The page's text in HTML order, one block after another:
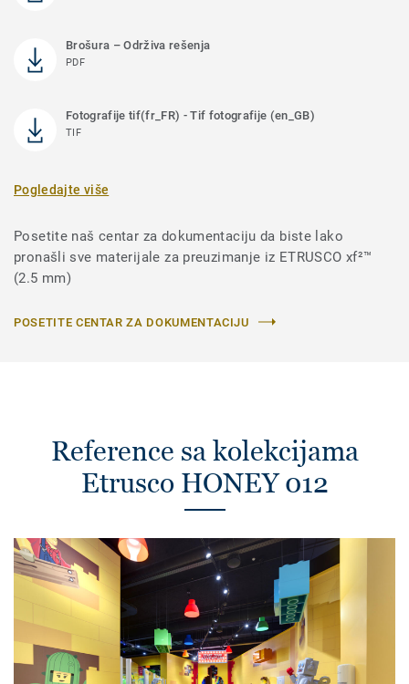
Brošura – Održiva rešenja
PDF
Fotografije tif(fr_FR) - Tif fotografije (en_GB)
TIF
Pogledajte više
Posetite naš centar za dokumentaciju da biste lako
pronašli sve materijale za preuzimanje iz ETRUSCO xf²™
(2.5 mm)
POSETITE CENTAR ZA DOKUMENTACIJU
Reference sa kolekcijama
Etrusco HONEY 012